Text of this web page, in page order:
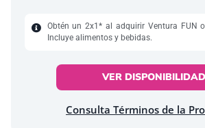
Obtén un 2x1* al adquirir Ventura FUN
Incluye alimentos y bebidas.
VER DISPONIBILIDAD
Consulta Términos de la